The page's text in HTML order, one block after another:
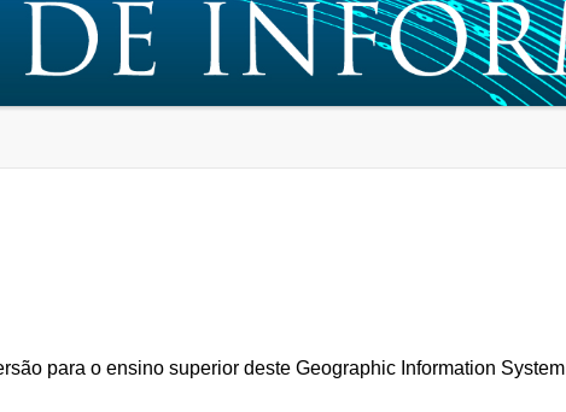
para o ensino superior deste Geographic Information System